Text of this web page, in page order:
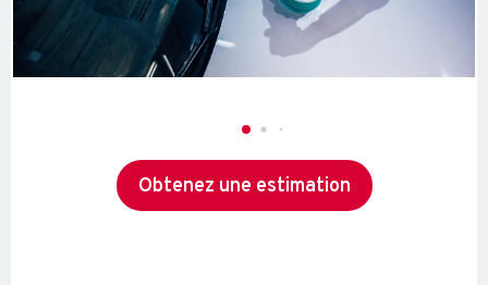
Obtenez une estimation